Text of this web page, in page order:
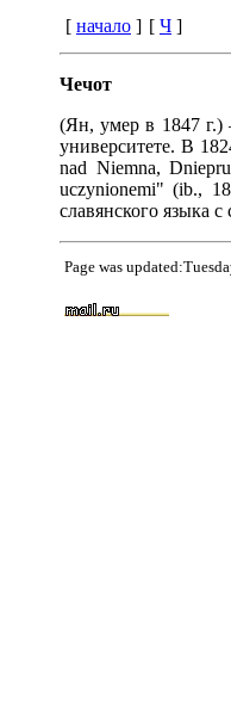
[ начало ] [ Ч ]
Чечот
(Ян, умер в 1847 г.)
университете. В
nad Niemna,
uczynionemi" (ib.,
славянского языка
Page was